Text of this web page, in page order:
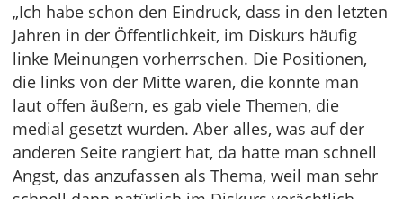
„Ich habe schon den Eindruck, dass in den letzten
Jahren in der Öffentlichkeit, im Diskurs häufig
linke Meinungen vorherrschen. Die Positionen,
die links von der Mitte waren, die konnte man
laut offen äußern, es gab viele Themen, die
medial gesetzt wurden. Aber alles, was auf der
anderen Seite rangiert hat, da hatte man schnell
Angst, das anzufassen als Thema, weil man sehr